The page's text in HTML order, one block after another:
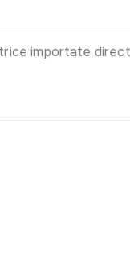
importate